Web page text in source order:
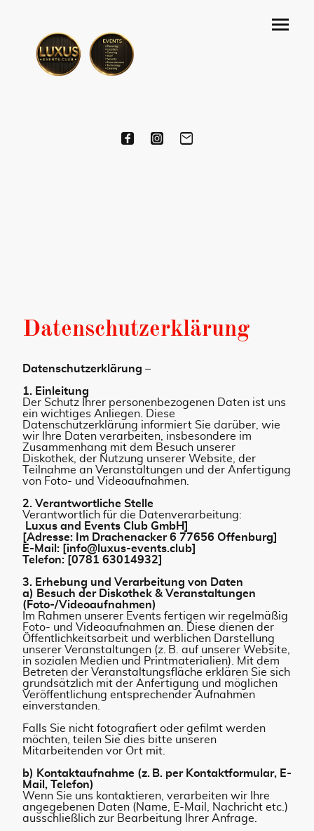
Datenschutzerklärung
Datenschutzerklärung –
1. Einleitung
Der Schutz Ihrer personenbezogenen Daten ist uns
ein wichtiges Anliegen. Diese
Datenschutzerklärung informiert Sie darüber, wie
wir Ihre Daten verarbeiten, insbesondere im
Zusammenhang mit dem Besuch unserer
Diskothek, der Nutzung unserer Website, der
Teilnahme an Veranstaltungen und der Anfertigung
von Foto- und Videoaufnahmen.
2. Verantwortliche Stelle
Verantwortlich für die Datenverarbeitung:
Luxus and Events Club GmbH]
[Adresse: Im Drachenacker 6 77656 Offenburg]
E-Mail: [info@luxus-events.club]
Telefon: [0781 63014932]
3. Erhebung und Verarbeitung von Daten
a) Besuch der Diskothek & Veranstaltungen
(Foto-/Videoaufnahmen)
Im Rahmen unserer Events fertigen wir regelmäßig
Foto- und Videoaufnahmen an. Diese dienen der
Öffentlichkeitsarbeit und werblichen Darstellung
unserer Veranstaltungen (z. B. auf unserer Website,
in sozialen Medien und Printmaterialien). Mit dem
Betreten der Veranstaltungsfläche erklären Sie sich
grundsätzlich mit der Anfertigung und möglichen
Veröffentlichung entsprechender Aufnahmen
einverstanden.
Falls Sie nicht fotografiert oder gefilmt werden
möchten, teilen Sie dies bitte unseren
Mitarbeitenden vor Ort mit.
b) Kontaktaufnahme (z. B. per Kontaktformular, E-
Mail, Telefon)
Wenn Sie uns kontaktieren, verarbeiten wir Ihre
angegebenen Daten (Name, E-Mail, Nachricht etc.)
ausschließlich zur Bearbeitung Ihrer Anfrage.